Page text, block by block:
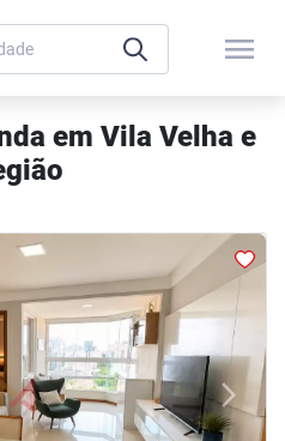
menu
em Vila Velha e
arrow_forward_iosNext